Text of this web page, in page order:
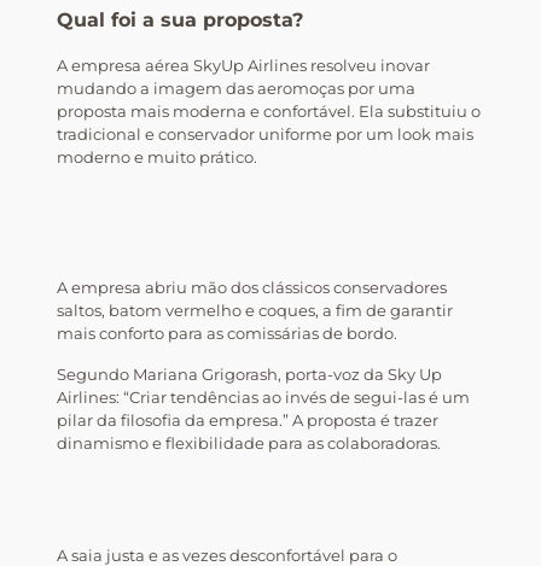
Qual foi a sua proposta?
A empresa aérea SkyUp Airlines resolveu inovar
mudando a imagem das aeromoças por uma
proposta mais moderna e confortável. Ela substituiu o
tradicional e conservador uniforme por um look mais
moderno e muito prático.
A empresa abriu mão dos clássicos conservadores
saltos, batom vermelho e coques, a fim de garantir
mais conforto para as comissárias de bordo.
Segundo Mariana Grigorash, porta-voz da Sky Up
Airlines: “Criar tendências ao invés de segui-las é um
pilar da filosofia da empresa.” A proposta é trazer
dinamismo e flexibilidade para as colaboradoras.
A saia justa e as vezes desconfortável para o